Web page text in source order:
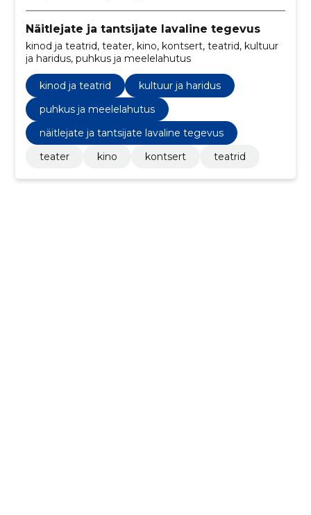
Näitlejate ja tantsijate lavaline tegevus
kinod ja teatrid, teater, kino, kontsert, teatrid, kultuur
ja haridus, puhkus ja meelelahutus
kinod ja teatrid
kultuur ja haridus
puhkus ja meelelahutus
näitlejate ja tantsijate lavaline tegevus
teater
kino kontsert teatrid